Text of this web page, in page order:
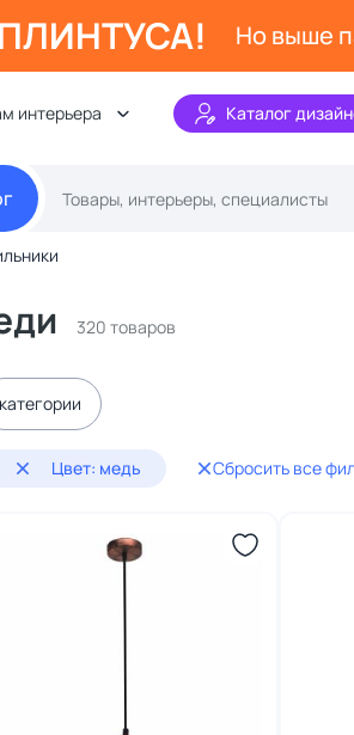
Но выше
интерьера Каталог
320 товаров
категории
Цвет: медь Сбросить все